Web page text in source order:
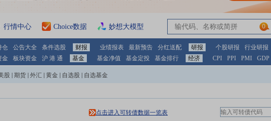
行情中心 Choice数据 妙想大模型 0
仓 公告大全 条件选股 财报 业绩报表 最新预告 分红送配 研报 个股研报 行业研报
金 板块资金 沪 港 通 基金 基金净值 基金定投 基金排行 经济 CPI PPI PMI GDP
股 期货 外汇 黄金 自选股 自选基金
点击进入可转债数据一览表